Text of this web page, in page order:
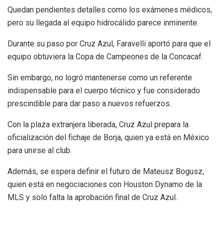
Quedan pendientes detalles como los exámenes médicos,
pero su llegada al equipo hidrocálido parece inminente.
Durante su paso por Cruz Azul, Faravelli aportó para que el
equipo obtuviera la Copa de Campeones de la Concacaf.
Sin embargo, no logró mantenerse como un referente
indispensable para el cuerpo técnico y fue considerado
prescindible para dar paso a nuevos refuerzos.
Con la plaza extranjera liberada, Cruz Azul prepara la
oficialización del fichaje de Borja, quien ya está en México
para unirse al club.
Además, se espera definir el futuro de Mateusz Bogusz,
quien está en negociaciones con Houston Dynamo de la
MLS y solo falta la aprobación final de Cruz Azul.